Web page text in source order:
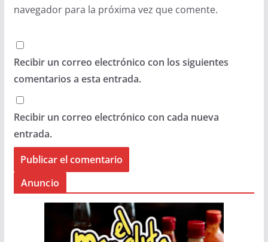
navegador para la próxima vez que comente.
Recibir un correo electrónico con los siguientes
comentarios a esta entrada.
Recibir un correo electrónico con cada nueva
entrada.
Anuncio